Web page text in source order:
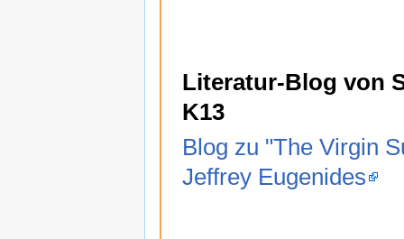
Literatur-Blog von
K13
Blog zu "The Virgin
Jeffrey Eugenides